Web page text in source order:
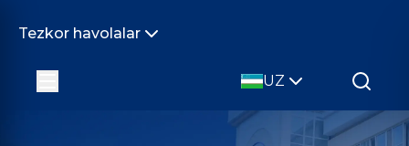
Tezkor havolalar
UZ